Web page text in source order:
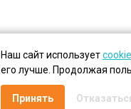
Наш сайт используетcookie
его лучше. Продолжая
Принять